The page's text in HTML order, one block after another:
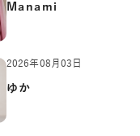
Manami
2026年08月03日
ゆか